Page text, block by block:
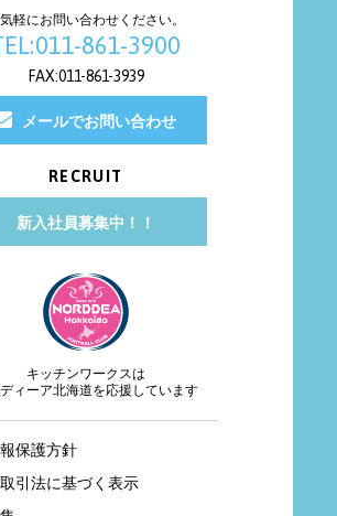
軽にお問い合わせください。
861-3900
FAX:011-861-3939
メールでお問い合わせ
RECRUIT
新入社員募集中！！
キッチンワークスは
ディーア北海道を応援しています
保護方針
引法に基づく表示